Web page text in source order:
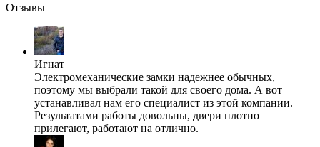
Отзывы
Игнат
Электромеханические замки надежнее обычных,
поэтому мы выбрали такой для своего дома. А вот
устанавливал нам его специалист из этой компании.
Результатами работы довольны, двери плотно
прилегают, работают на отлично.